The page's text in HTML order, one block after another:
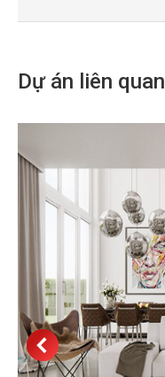
Dự án liên quan